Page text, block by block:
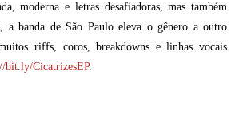
moderna e letras desafiadoras, mas também
a banda de São Paulo eleva o gênero a outro
riffs, coros, breakdowns e linhas vocais
bit.ly/CicatrizesEP.